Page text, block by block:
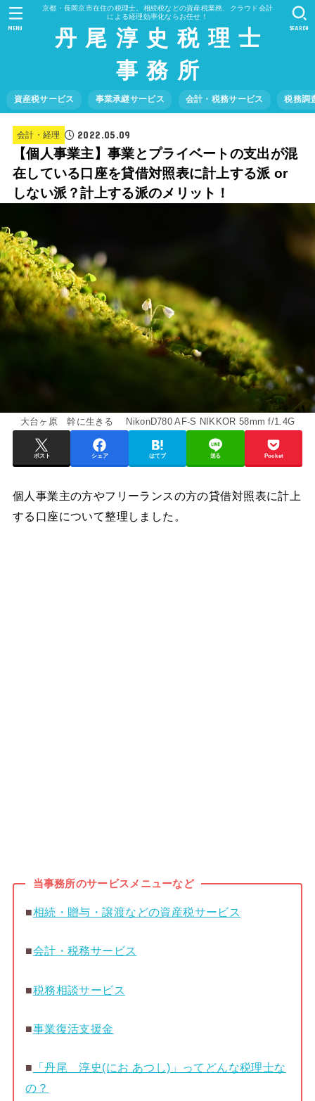
京都・長岡京市在住の税理士。相続税などの資産税業務、クラウド会計
による経理効率化ならお任せ！
丹 尾 淳 史 税 理 士
事 務 所
資産税サービス 事業承継サービス 会計・税務サービス 税務調
SEARCH
MENU
会計・経理 2022.05.09
【個人事業主】事業とプライベートの支出が混
在している口座を貸借対照表に計上する派 or
しない派？計上する派のメリット！
大台ヶ原 幹に生きる NikonD780 AF-S NIKKOR 58mm f/1.4G
ポスト シェア はてブ 送る Pocket
個人事業主の方やフリーランスの方の貸借対照表に計上
する口座について整理しました。
当事務所のサービスメニューなど
■相続・贈与・譲渡などの資産税サービス
■会計・税務サービス
■税務相談サービス
■事業復活支援金
■ 「丹尾 淳史(にお あつし)」ってどんな税理士な
の？